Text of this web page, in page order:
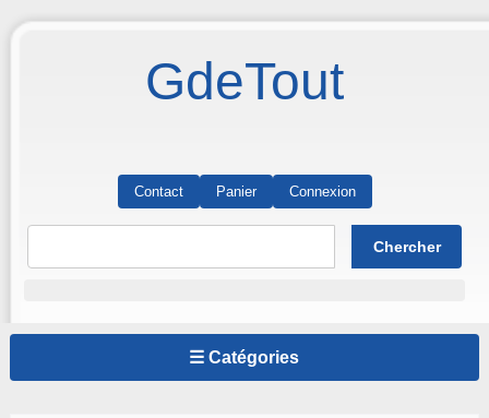
GdeTout
Contact Panier Connexion
☰ Catégories